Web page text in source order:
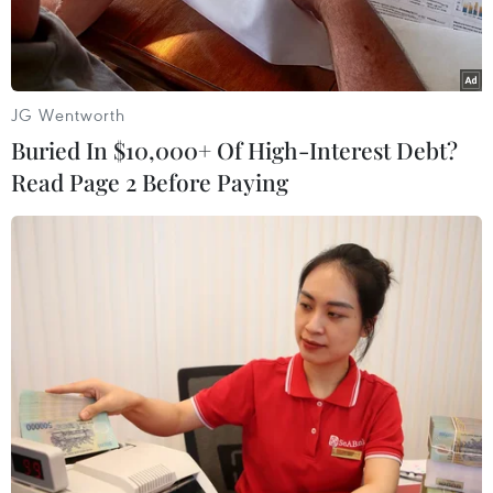
Hành khách đi tàu bay sụt giảm nghiêm trọng trong năm nay
do ảnh hưởng của dịch COVID-19. (Ảnh: CTV/Vietnam+)
Theo thống kê của Cục Hàng không Việt Nam,
năm 2020, lượng khách thông qua các Cảng
hàng không Việt Nam sụt giảm gần 44% so với
JG Wentworth
Buried In $10,000+ Of High-Interest Debt?
Read Page 2 Before Paying